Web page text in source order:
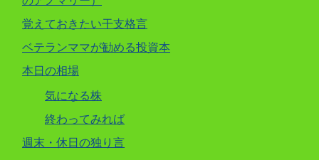
覚えておきたい干支格言
ベテランママが勧める投資本
本日の相場
気になる株
終わってみれば
週末・休日の独り言